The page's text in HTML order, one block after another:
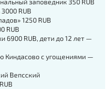
заповедник 350 RUB
RUB
1250 RUB
RUB
6900 RUB, дети до 12 лет —
Киндасово с угощениями —
Вепсский